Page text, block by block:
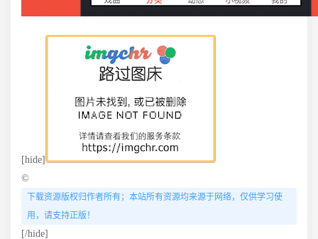
[hide]
©
下载资源版权归作者所有；本站所有资源均来源于网络，仅供学习使
用，请支持正版！
[/hide]